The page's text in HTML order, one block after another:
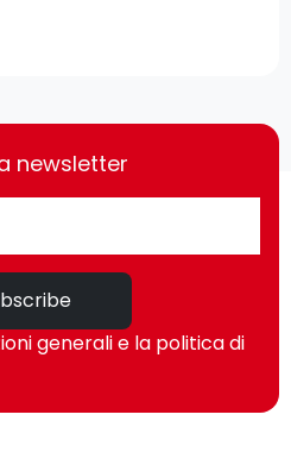
newsletter
generali e la politica di